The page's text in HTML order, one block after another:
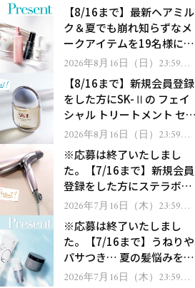
処！
【8/16まで】最新ヘアミル
ク＆夏でも崩れ知らずなメ
ークアイテムを19名様にプ
レゼント！
2026年8月16日（日）23:59ま
で【8/16まで】新規会員登録
をした方にSK-Ⅱの フェイ
シャル トリートメント セラ
ムをプレゼント！
2026年8月16日（日）23:59ま
※応募は終了いたしまし
た。【7/16まで】新規会員
登録をした方にステラボー
テのシャインリバース ヘア
ゼント！
2026年7月16日（木）23:59ま
※応募は終了いたしまし
た。【7/16まで】うねりや
パサつき… 夏の髪悩みを解
消するヘアケアアイテムを
2026年7月16日（木）23:59ま